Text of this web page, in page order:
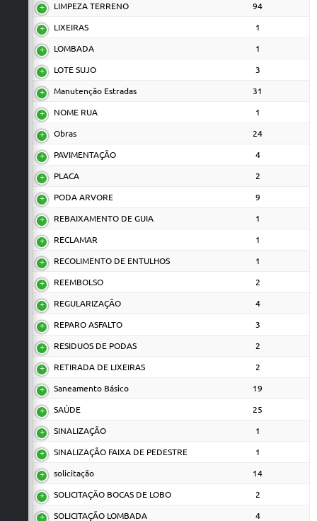
LIMPEZA TERRENO 94
LIXEIRAS 1
LOMBADA 1
LOTE SUJO 3
Manutenção Estradas 31
NOME RUA 1
Obras 24
PAVIMENTAÇÃO 4
PLACA 2
PODA ARVORE 9
REBAIXAMENTO DE GUIA 1
RECLAMAR 1
RECOLIMENTO DE ENTULHOS 1
REEMBOLSO 2
REGULARIZAÇÃO 4
REPARO ASFALTO 3
RESIDUOS DE PODAS 2
RETIRADA DE LIXEIRAS 2
Saneamento Básico 19
SAÚDE 25
SINALIZAÇÃO 1
SINALIZAÇÃO FAIXA DE PEDESTRE 1
solicitação 14
SOLICITAÇÃO BOCAS DE LOBO 2
SOLICITAÇÃO LOMBADA 4